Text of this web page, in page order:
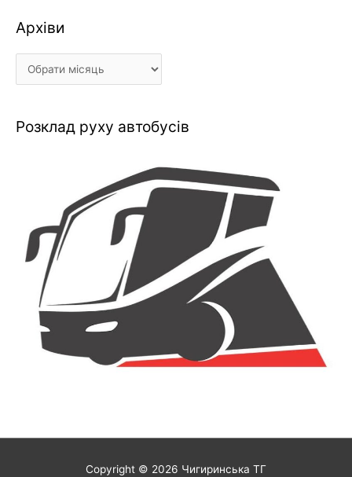
Архіви
Архіви
Розклад руху автобусів
Copyright © 2026 Чигиринська ТГ